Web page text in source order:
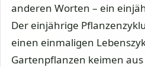
anderen Worten – ein
Der einjährige
einen einmaligen
Gartenpflanzen keimen